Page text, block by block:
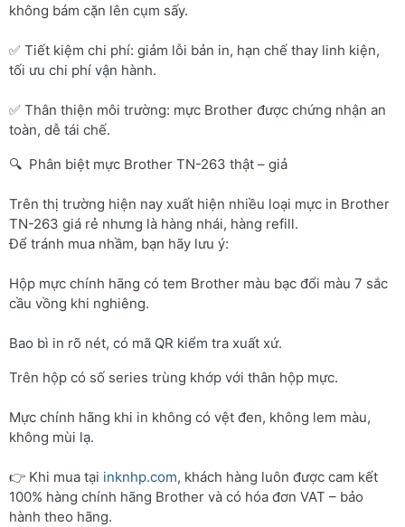
không bám cặn lên cụm sấy.
✅ Tiết kiệm chi phí: giảm lỗi bản in, hạn chế thay linh kiện,
tối ưu chi phí vận hành.
✅ Thân thiện môi trường: mực Brother được chứng nhận an
toàn, dễ tái chế.
🔍 Phân biệt mực Brother TN-263 thật – giả
Trên thị trường hiện nay xuất hiện nhiều loại mực in Brother
TN-263 giá rẻ nhưng là hàng nhái, hàng refill.
Để tránh mua nhầm, bạn hãy lưu ý:
Hộp mực chính hãng có tem Brother màu bạc đổi màu 7 sắc
cầu vồng khi nghiêng.
Bao bì in rõ nét, có mã QR kiểm tra xuất xứ.
Trên hộp có số series trùng khớp với thân hộp mực.
Mực chính hãng khi in không có vệt đen, không lem màu,
không mùi lạ.
👉 Khi mua tại inknhp.com, khách hàng luôn được cam kết
100% hàng chính hãng Brother và có hóa đơn VAT – bảo
hành theo hãng.